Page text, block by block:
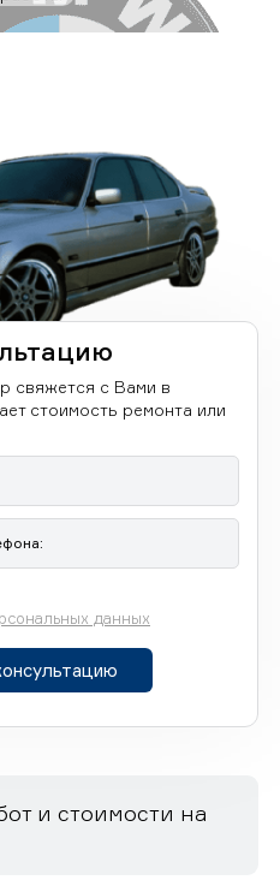
свяжется с Вами в
стоимость ремонта или
данных
и стоимости на